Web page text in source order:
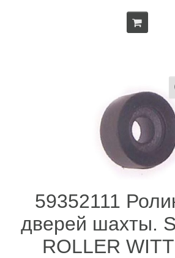
59352111
дверей шахты.
ROLLER